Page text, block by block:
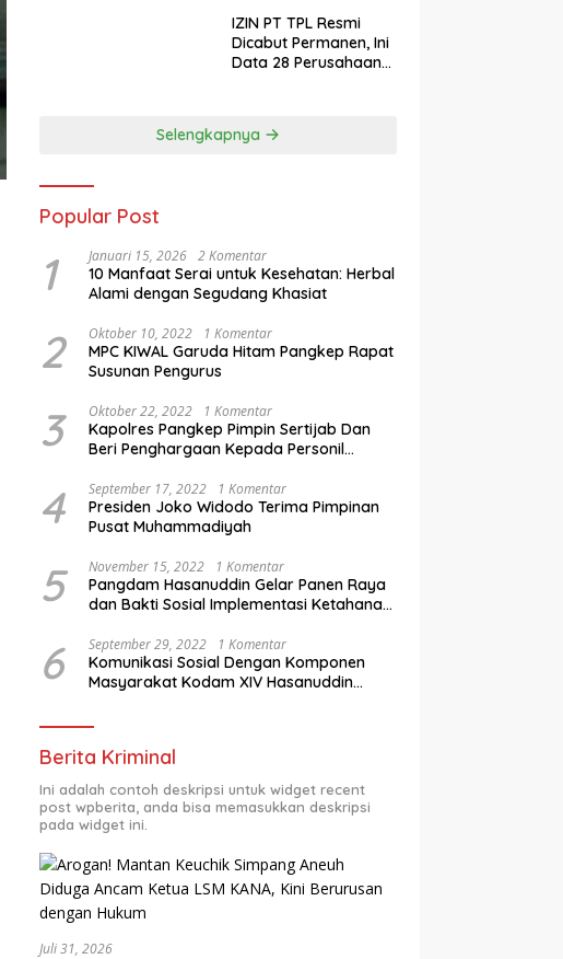
IZIN PT TPL Resmi
Dicabut Permanen, Ini
Data 28 Perusahaan
Selengkapnya
Popular Post
1 Januari 15, 2026 2 Komentar
10 Manfaat Serai untuk Kesehatan: Herbal
Alami dengan Segudang Khasiat
2 Oktober 10, 2022 1 Komentar
MPC KIWAL Garuda Hitam Pangkep Rapat
Susunan Pengurus
3 Oktober 22, 2022 1 Komentar
Kapolres Pangkep Pimpin Sertijab Dan
Beri Penghargaan Kepada Personil
4 September 17, 2022 1 Komentar
Presiden Joko Widodo Terima Pimpinan
Pusat Muhammadiyah
5 November 15, 2022 1 Komentar
Pangdam Hasanuddin Gelar Panen Raya
dan Bakti Sosial Implementasi Ketahanan
6 September 29, 2022 1 Komentar
Komunikasi Sosial Dengan Komponen
Masyarakat Kodam XIV Hasanuddin
Berita Kriminal
Ini adalah contoh deskripsi untuk widget recent
post wpberita, anda bisa memasukkan deskripsi
pada widget ini.
Juli 31, 2026